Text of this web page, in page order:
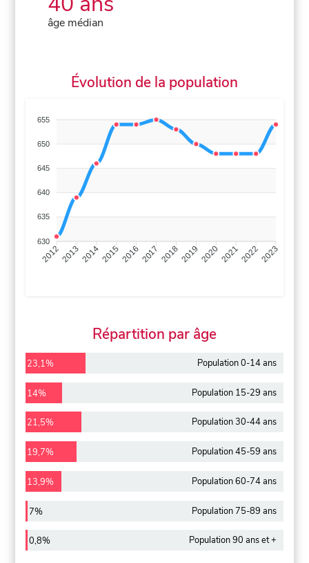
âge médian
Évolution de la population
655
650
645
640
635
630
201220132014201520162017 20182019 2020202120222023
Répartition par âge
23,1% Population 0-14 ans
14% Population 15-29 ans
21,5% Population 30-44 ans
19,7% Population 45-59 ans
13,9% Population 60-74 ans
7% Population 75-89 ans
0,8% Population 90 ans et +